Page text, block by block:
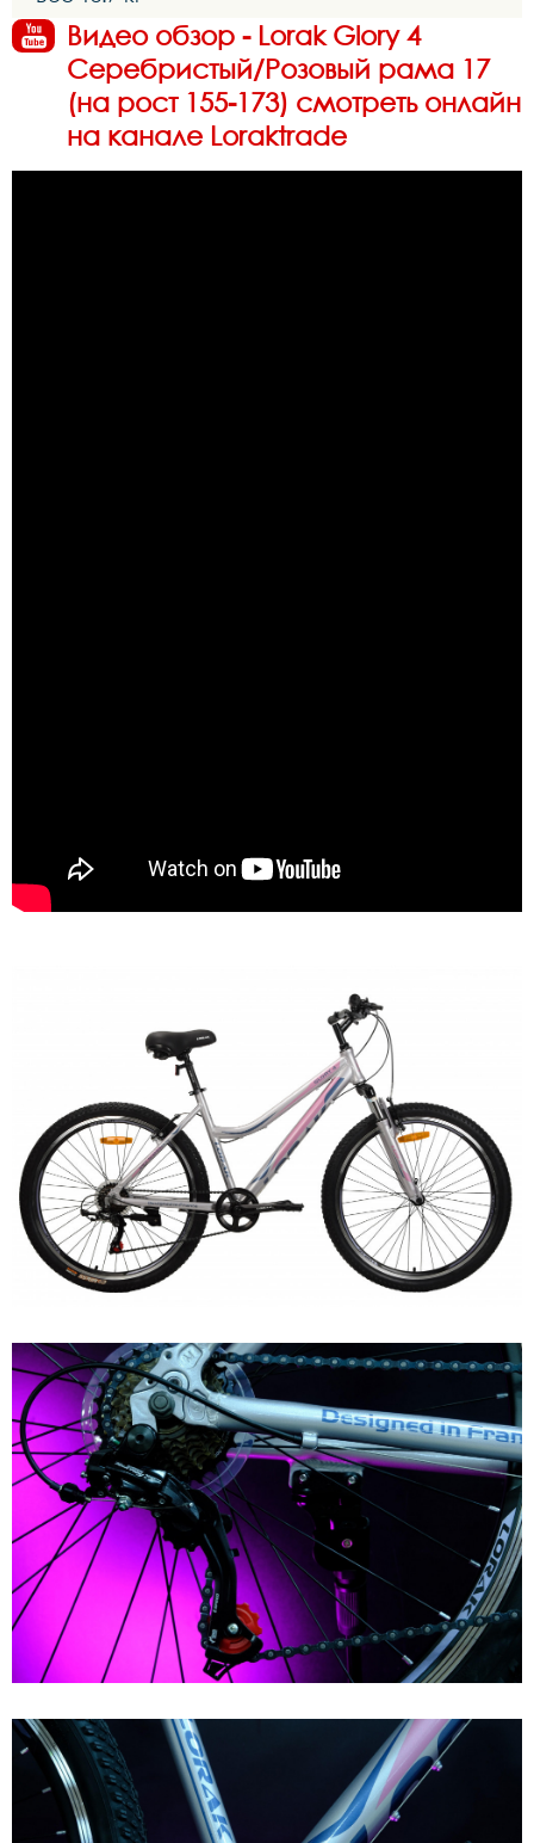
Видео обзор - Lorak Glory 4
Серебристый/Розовый рама 17
(на рост 155-173) смотреть онлайн
на канале Loraktrade